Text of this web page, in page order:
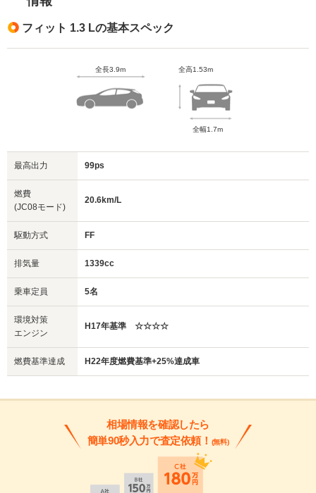
フィット 1.3 Lの基本スペック
全長3.9m 全高1.53m
全幅1.7m
最高出力 99ps
燃費
(JC08モード)
20.6km/L
駆動方式 FF
排気量 1339cc
乗車定員 5名
環境対策
エンジン
H17年基準 ☆☆☆☆
燃費基準達成 H22年度燃費基準+25%達成車
相場情報を確認したら
簡単90秒入力で査定依頼！ (無料)